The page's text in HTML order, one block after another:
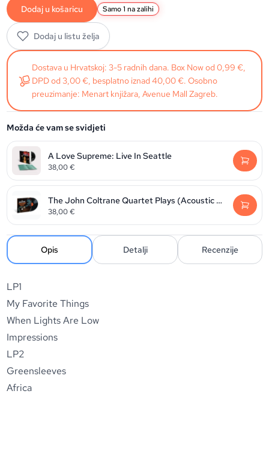
Dodaj u košaricu Samo 1 na zalihi
Dodaj u listu želja
Dostava u Hrvatskoj: 3-5 radnih dana. Box Now od 0,99 €,
DPD od 3,00 €, besplatno iznad 40,00 €. Osobno
preuzimanje: Menart knjižara, Avenue Mall Zagreb.
Možda će vam se svidjeti
A Love Supreme: Live In Seattle
38,00€
The John Coltrane Quartet Plays (Acoustic Sounds)
38,00€
Opis Detalji Recenzije
LP1
My Favorite Things
When Lights Are Low
Impressions
LP2
Greensleeves
Africa